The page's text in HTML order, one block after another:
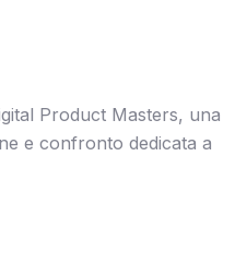
Product Masters, una
e confronto dedicata a